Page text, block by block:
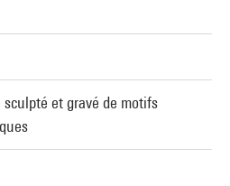
sculpté et gravé de motifs